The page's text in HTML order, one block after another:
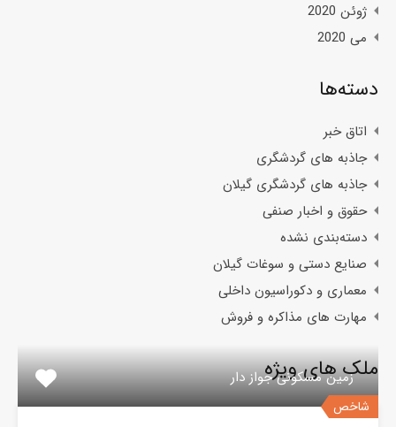
ژوئن 2020
می 2020
دسته‌ها
اتاق خبر
جاذبه های گردشگری
جاذبه های گردشگری گیلان
حقوق و اخبار صنفی
دسته‌بندی نشده
صنایع دستی و سوغات گیلان
معماری و دکوراسیون داخلی
مهارت های مذاکره و فروش
ملک های ویژه
شاخص
زمین مسکونی جواز دار